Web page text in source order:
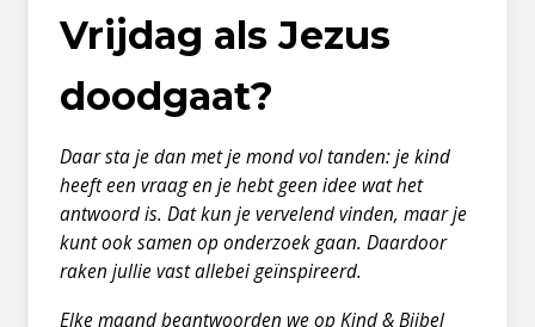
Vrijdag als Jezus
doodgaat?
Daar sta je dan met je mond vol tanden: je kind
heeft een vraag en je hebt geen idee wat het
antwoord is. Dat kun je vervelend vinden, maar je
kunt ook samen op onderzoek gaan. Daardoor
raken jullie vast allebei geïnspireerd.
Elke maand beantwoorden we op Kind & Bijbel